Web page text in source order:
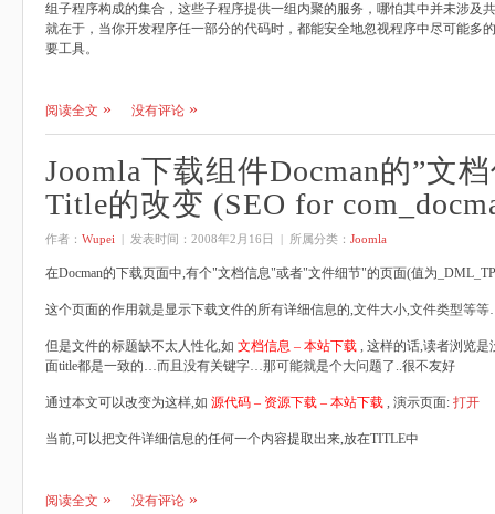
组子程序构成的集合，这些子程序提供一组内聚的服务，哪怕其中并未涉及
就在于，当你开发程序任一部分的代码时，都能安全地忽视程序中尽可能多
要工具。
阅读全文 没有评论
Joomla下载组件Docman的”文
Title的改变 (SEO for
作者： Wupei | 发表时间： 2008年2月16日 | 所属分类： Joomla
在Docman的下载页面中,有个"文档信息"或者"文件细节"的页面(值为
这个页面的作用就是显示下载文件的所有详细信息的,文件大小,文件类型等
但是文件的标题缺不太人性化,如 文档信息 – 本站下载 , 这样的话,读者浏览
面title都是一致的…而且没有关键字…那可能就是个大问题了..很不友好
通过本文可以改变为这样,如 源代码 – 资源下载 – 本站下载 , 演示页面: 打开
当前,可以把文件详细信息的任何一个内容提取出来,放在TITLE中
阅读全文 没有评论